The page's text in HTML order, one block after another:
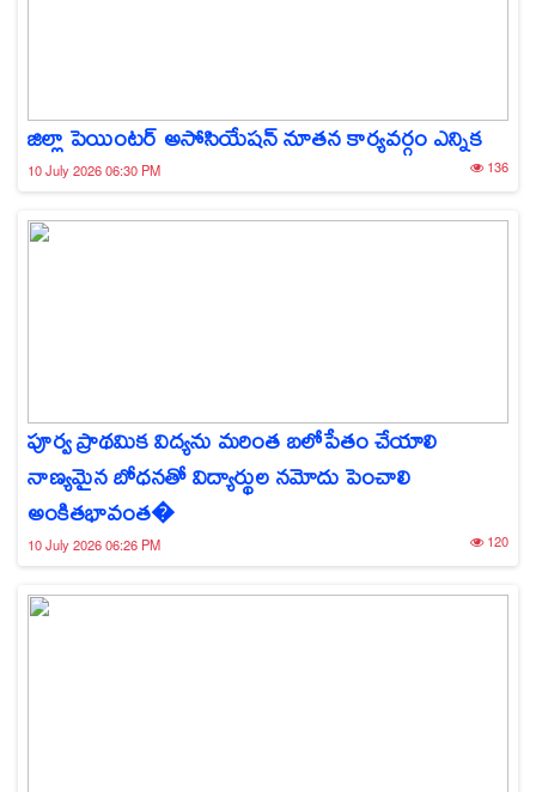
జిల్లా పెయింటర్ అసోసియేషన్ నూతన కార్యవర్గం ఎన్నిక
10 July 2026 06:30 PM 136
పూర్వ ప్రాథమిక విద్యను మరింత బలోపేతం చేయాలి
నాణ్యమైన బోధనతో విద్యార్థుల నమోదు పెంచాలి
అంకితభావంత�
10 July 2026 06:26 PM 120